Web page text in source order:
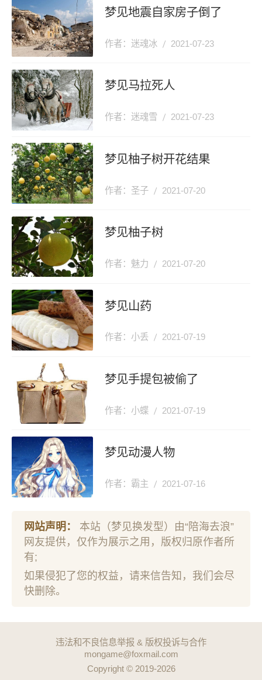
梦见地震自家房子倒了
作者：迷魂冰 2021-07-23
梦见马拉死人
作者：迷魂雪 2021-07-23
梦见柚子树开花结果
作者：圣子 2021-07-20
梦见柚子树
作者：魅力 2021-07-20
梦见山药
作者：小丢 2021-07-19
梦见手提包被偷了
作者：小蝶 2021-07-19
梦见动漫人物
作者：霸主 2021-07-16
网站声明：
本站（梦见换发型）由“陪海去浪”
网友提供，仅作为展示之用，版权归原作者所
有;
如果侵犯了您的权益，请来信告知，我们会尽
快删除。
违法和不良信息举报 & 版权投诉与合作
mongame@foxmail.com
Copyright © 2019-2026